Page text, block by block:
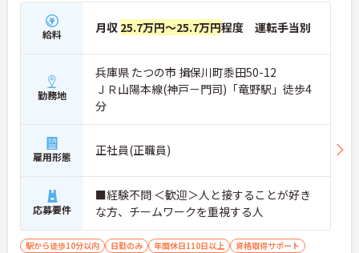
給料 月収 25.7万円～25.7万円程度 運転手当別
勤務地
兵庫県 たつの市 揖保川町黍田50-12
ＪＲ山陽本線(神戸－門司)「竜野駅」徒歩4
分
雇用形態 正社員(正職員)
応募要件
■経験不問 ＜歓迎＞人と接することが好き
な方、チームワークを重視する人
駅から徒歩10分以内 日勤のみ 年間休日110日以上
資格取得サポート